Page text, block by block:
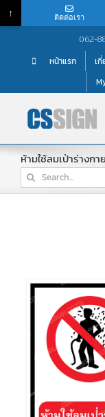
content
062-
หน้าแรก เกี่
ห้ามใช้ลมเป่าร่างกา
Search
for:
↑ ติดต่อเรา